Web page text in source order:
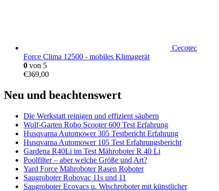
Cecotec
Force Clima 12500 - mobiles Klimagerät
0 von 5
€369,00
Neu und beachtenswert
Die Werkstatt reinigen und effizient säubern
Wolf-Garten Robo Scooter 600 Test Erfahrung
Husqvarna Automower 305 Testbericht Erfahrung
Husqvarna Automower 105 Test Erfahrungsbericht
Gardena R40Li im Test Mähroboter R 40 Li
Poolfilter – aber welche Größe und Art?
Yard Force Mähroboter Rasen Roboter
Saugroboter Robovac 11s und 11
Saugroboter Ecovacs u. Wischroboter mit künstlicher